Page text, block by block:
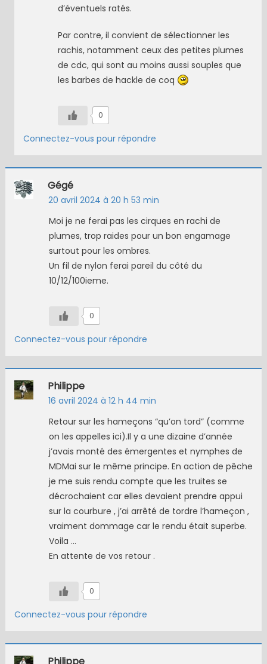
d’éventuels ratés.
Par contre, il convient de sélectionner les
rachis, notamment ceux des petites plumes
de cdc, qui sont au moins aussi souples que
les barbes de hackle de coq
0
Connectez-vous pour répondre
Gégé
20 avril 2024 à 20 h 53 min
Moi je ne ferai pas les cirques en rachi de
plumes, trop raides pour un bon engamage
surtout pour les ombres.
Un fil de nylon ferai pareil du côté du
10/12/100ieme.
0
Connectez-vous pour répondre
Philippe
16 avril 2024 à 12 h 44 min
Retour sur les hameçons “qu’on tord” (comme
on les appelles ici).Il y a une dizaine d’année
j’avais monté des émergentes et nymphes de
MDMai sur le même principe. En action de pêche
je me suis rendu compte que les truites se
décrochaient car elles devaient prendre appui
sur la courbure , j’ai arrêté de tordre l’hameçon ,
vraiment dommage car le rendu était superbe.
Voila …
En attente de vos retour .
0
Connectez-vous pour répondre
Philippe